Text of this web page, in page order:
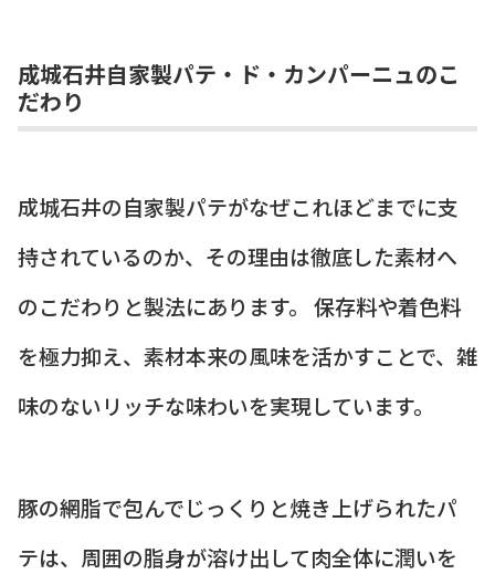
成城石井自家製パテ・ド・カンパーニュのこ
だわり
成城石井の自家製パテがなぜこれほどまでに支
持されているのか、その理由は徹底した素材へ
のこだわりと製法にあります。 保存料や着色料
を極力抑え、素材本来の風味を活かすことで、雑
味のないリッチな味わいを実現しています。
豚の網脂で包んでじっくりと焼き上げられたパ
テは、周囲の脂身が溶け出して肉全体に潤いを